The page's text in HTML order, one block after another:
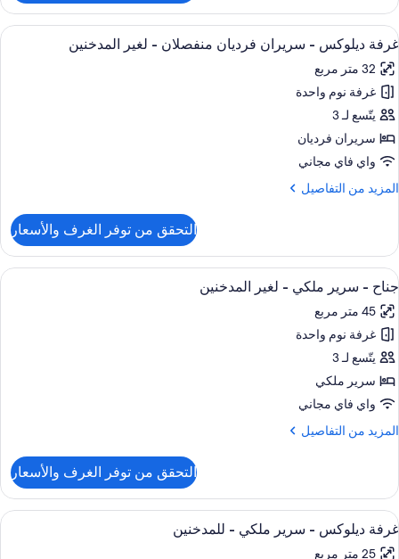
غرفة
ديلوكس
-
سريران
فرديان
منفصلان
للمدخنين
استعراض
جميع
صور
غرفة
ديلوكس
-
سريران
فرديان
منفصلان
المدخنين
ميني بار وخزنة داخل الغرفة ومكتب
8
غرفة ديلوكس - سريران فرديان منفصلان - لغير المدخنين
32 متر مربع
غرفة نوم واحدة
يتّسع لـ 3
سريران فرديان
واي فاي مجاني
المزيد من التفاصيل
المزيد
غرفة
ديلوكس
-
سريران
فرديان
منفصلان
لغير
المدخنين
التحقق من توفر الغرف والأسعار
استعراض
جميع
صور
جناح
-
سرير
ملكي
-
لغير
ميني بار وخزنة داخل الغرفة ومكتب
16
جناح - سرير ملكي - لغير المدخنين
45 متر مربع
غرفة نوم واحدة
يتّسع لـ 3
سرير ملكي
واي فاي مجاني
المزيد من التفاصيل
المزيد
جناح
سرير
ملكي
التحقق من توفر الغرف والأسعار
استعراض
جميع
7
غرفة ديلوكس - سرير ملكي - للمدخنين
25 متر مربع